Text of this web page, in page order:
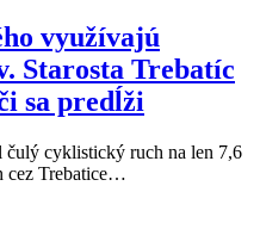
využívajú
Starosta Trebatíc
sa predĺži
čulý cyklistický ruch na len 7,6
cez Trebatice…